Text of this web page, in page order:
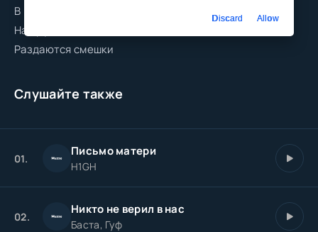
В полуприседе, чтоб никто не заглянул под юбку
На другой половине площадки
Раздаются смешки
Слушайте также
01. Письмо матери
H1GH
02. Никто не верил в нас
Баста, Гуф
Discard Allow